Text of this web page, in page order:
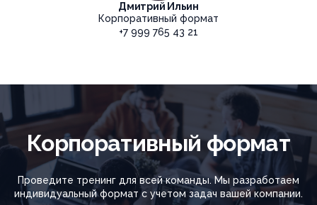
Дмитрий Ильин
Корпоративный формат
+7 999 765 43 21
Корпоративный формат
Проведите тренинг для всей команды. Мы разработаем
индивидуальный формат с учетом задач вашей компании.